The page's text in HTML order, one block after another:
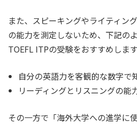
また、スピーキングやライティン
の能力を測定しないため、下記の
TOEFL ITPの受験をおすすめします
自分の英語力を客観的な数字で
リーディングとリスニングの能
その一方で「海外大学への進学に